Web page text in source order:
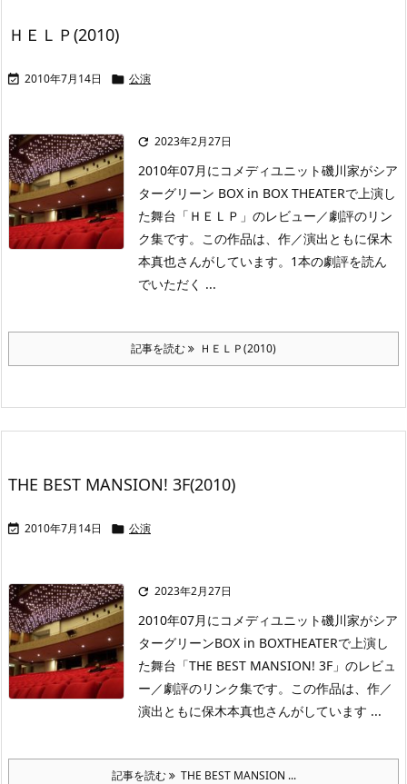
ＨＥＬＰ(2010)
 2010年7月14日  公演
 2023年2月27日
2010年07月にコメディユニット磯川家がシア
ターグリーン BOX in BOX THEATERで上演し
た舞台「ＨＥＬＰ」のレビュー／劇評のリン
ク集です。この作品は、作／演出ともに保木
本真也さんがしています。1本の劇評を読ん
でいただく ...
記事を読む ＨＥＬＰ(2010)
THE BEST MANSION! 3F(2010)
 2010年7月14日  公演
 2023年2月27日
2010年07月にコメディユニット磯川家がシア
ターグリーンBOX in BOXTHEATERで上演し
た舞台「THE BEST MANSION! 3F」のレビュ
ー／劇評のリンク集です。この作品は、作／
演出ともに保木本真也さんがしています ...
記事を読む THE BEST MANSION ...